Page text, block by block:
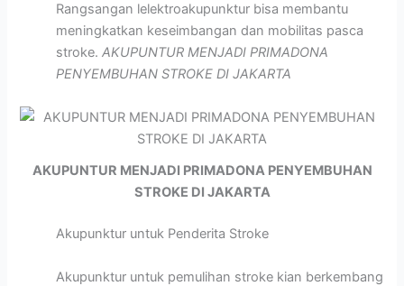
Rangsangan lelektroakupunktur bisa membantu
meningkatkan keseimbangan dan mobilitas pasca
stroke.AKUPUNTUR MENJADI PRIMADONA
PENYEMBUHAN STROKE DI JAKARTA
AKUPUNTUR MENJADI PRIMADONA PENYEMBUHAN
STROKE DI JAKARTA
Akupunktur untuk Penderita Stroke
Akupunktur untuk pemulihan stroke kian berkembang